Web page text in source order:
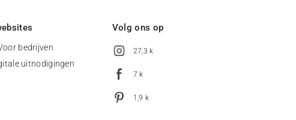
bedrijven
uitnodigingen
Volg ons op
27,3 k
7 k
1,9 k